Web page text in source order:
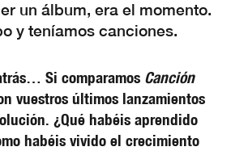
un álbum, era el momento.
y teníamos canciones.
Si comparamos Canción
vuestros últimos lanzamientos
¿Qué habéis aprendido
habéis vivido el crecimiento